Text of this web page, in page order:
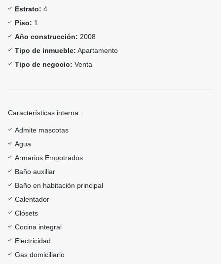
Estrato: 4
Piso: 1
Año construcción: 2008
Tipo de inmueble: Apartamento
Tipo de negocio: Venta
Características interna :
Admite mascotas
Agua
Armarios Empotrados
Baño auxiliar
Baño en habitación principal
Calentador
Clósets
Cocina integral
Electricidad
Gas domiciliario